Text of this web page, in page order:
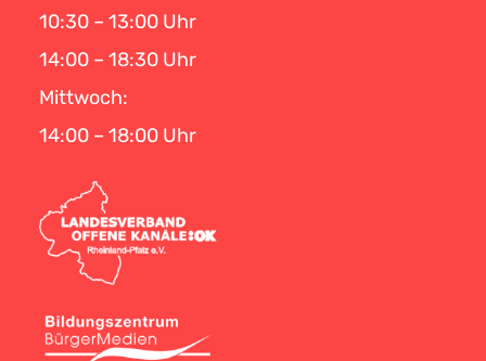
10:30 – 13:00 Uhr
14:00 – 18:30 Uhr
Mittwoch:
14:00 – 18:00 Uhr